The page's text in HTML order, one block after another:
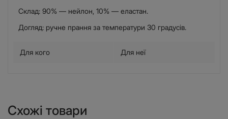
Склад: 90% — нейлон, 10% — еластан.
Догляд: ручне прання за температури 30 градусів.
Для кого Для неї
Схожі товари